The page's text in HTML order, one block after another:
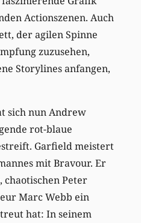
Actionszenen. Auch
der agilen Spinne
zuzusehen,
Storylines anfangen,
sich nun Andrew
rot-blaue
Garfield meistert
mit Bravour. Er
chaotischen Peter
Marc Webb ein
hat: In seinem